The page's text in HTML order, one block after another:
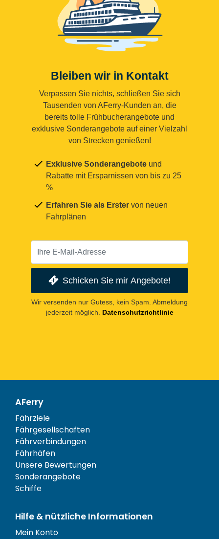
Bleiben wir in Kontakt
Verpassen Sie nichts, schließen Sie sich
Tausenden von AFerry-Kunden an, die
bereits tolle Frühbucherangebote und
exklusive Sonderangebote auf einer Vielzahl
von Strecken genießen!
Exklusive Sonderangebote und
Rabatte mit Ersparnissen von bis zu 25
%
Erfahren Sie als Erster von neuen
Fahrplänen
Schicken Sie mir Angebote!
Wir versenden nur Gutess, kein Spam. Abmeldung
jederzeit möglich.
Datenschutzrichtlinie
AFerry
Fährziele
Fährgesellschaften
Fährverbindungen
Fährhäfen
Unsere Bewertungen
Sonderangebote
Schiffe
Hilfe & nützliche Informationen
Mein Konto